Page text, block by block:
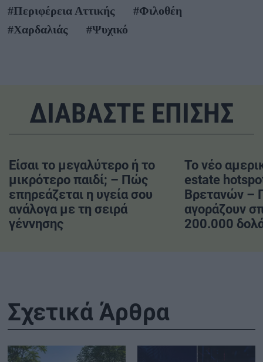
#Περιφέρεια Αττικής
#Φιλοθέη
#Χαρδαλιάς
#Ψυχικό
ΔΙΑΒΑΣΤΕ ΕΠΙΣΗΣ
Είσαι το μεγαλύτερο ή το
μικρότερο παιδί; – Πώς
επηρεάζεται η υγεία σου
ανάλογα με τη σειρά
γέννησης
Το νέο
estate
Βρετανών –
αγοράζουν
200.000
Σχετικά Άρθρα